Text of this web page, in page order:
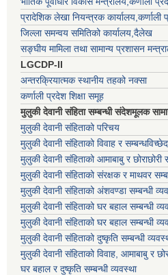
प्रादेशिक लेखा नियन्त्रक कार्यालय,कर्णाली
जिल्ला समन्वय समितिको कार्यालय,दैलेख
सङ्घीय मामिला तथा सामान्य प्रशासन
LGCDP-II
अन्तरक्रियात्मक स्थानीय तहको नक्सा
कर्णाली प्रदेश शिक्षा समूह
मुलुकी देवानी संहिता सम्बन्धी संदेशमूलक
मुलुकी देवानी संहिताको परिचय
मुलुकी देवानी संहिताको विवाह र
मुलुकी देवानी संहिताको आमाबाबु र छोराछोरी
मुलुकी देवानी संहिताको संरक्षक र माथवर
मुलुकी देवानी संहिताको अंशवण्डा सम्बन्धी
मुलुकी देवानी संहिताको घर बहाल सम्बन्धी
मुलुकी देवानी संहिताको घर बहाल सम्बन्धी
मुलुकी देवानी संहिताको दुष्कृति सम्बन्धी
मुलुकी देवानी संहिताको विवाह, आमाबाबु र
घर बहाल र दुष्कृति सम्बन्धी व्यवस्था